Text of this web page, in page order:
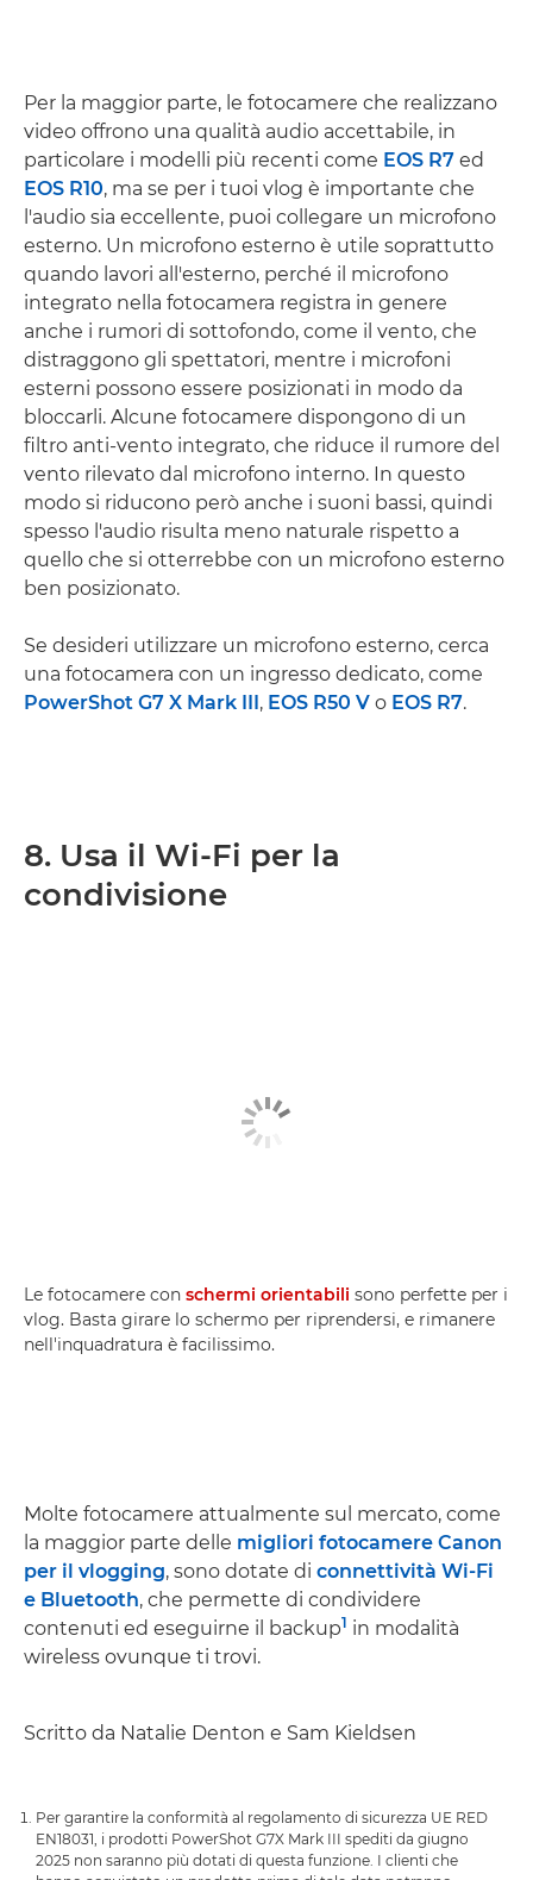
Per la maggior parte, le fotocamere che realizzano
video offrono una qualità audio accettabile, in
particolare i modelli più recenti come EOS R7 ed
EOS R10, ma se per i tuoi vlog è importante che
l'audio sia eccellente, puoi collegare un microfono
esterno. Un microfono esterno è utile soprattutto
quando lavori all'esterno, perché il microfono
integrato nella fotocamera registra in genere
anche i rumori di sottofondo, come il vento, che
distraggono gli spettatori, mentre i microfoni
esterni possono essere posizionati in modo da
bloccarli. Alcune fotocamere dispongono di un
filtro anti-vento integrato, che riduce il rumore del
vento rilevato dal microfono interno. In questo
modo si riducono però anche i suoni bassi, quindi
spesso l'audio risulta meno naturale rispetto a
quello che si otterrebbe con un microfono esterno
ben posizionato.
Se desideri utilizzare un microfono esterno, cerca
una fotocamera con un ingresso dedicato, come
PowerShot G7 X Mark III, EOS R50 V o EOS R7.
8. Usa il Wi-Fi per la
condivisione
Le fotocamere con schermi orientabili sono perfette per i
vlog. Basta girare lo schermo per riprendersi, e rimanere
nell'inquadratura è facilissimo.
Molte fotocamere attualmente sul mercato, come
la maggior parte delle migliori fotocamere Canon
per il vlogging, sono dotate di connettività Wi-Fi
e Bluetooth, che permette di condividere
contenuti ed eseguirne il backup1 in modalità
wireless ovunque ti trovi.
Scritto da Natalie Denton e Sam Kieldsen
Per garantire la conformità al regolamento di sicurezza UE RED
EN18031, i prodotti PowerShot G7X Mark III spediti da giugno
2025 non saranno più dotati di questa funzione. I clienti che